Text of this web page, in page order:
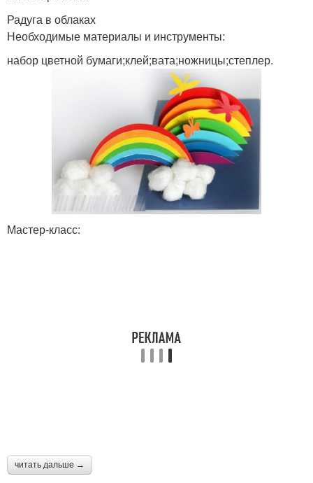
Поделка ко дню
материала
Осенняя поделка Поделка из овощей
Детские поделки
Поделки из подручных
средств
Радуга в облаках
Необходимые материалы и инструменты:
набор цветной бумаги;клей;вата;ножницы;степлер.
Мастер-класс:
читать дальше →